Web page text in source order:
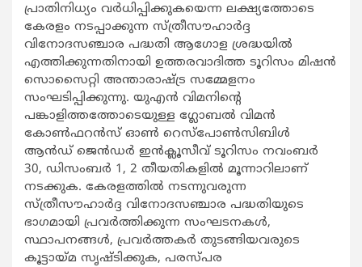
പ്രാതിനിധ്യം വര്‍ധിപ്പിക്കുകയെന്ന ലക്ഷ്യത്തോടെ
കേരളം നടപ്പാക്കുന്ന സ്ത്രീസൗഹാര്‍ദ്ദ
വിനോദസഞ്ചാര പദ്ധതി ആഗോള ശ്രദ്ധയില്‍
എത്തിക്കുന്നതിനായി ഉത്തരവാദിത്ത ടൂറിസം മിഷന്‍
സൊസൈറ്റി അന്താരാഷ്ട്ര സമ്മേളനം
സംഘടിപ്പിക്കുന്നു. യുഎന്‍ വിമനിന്‍റെ
പങ്കാളിത്തത്തോടെയുള്ള ഗ്ലോബല്‍ വിമന്‍
കോണ്‍ഫറന്‍സ് ഓണ്‍ റെസ്പോണ്‍സിബിള്‍
ആന്‍ഡ് ജെന്‍ഡര്‍ ഇന്‍ക്ലൂസീവ് ടൂറിസം നവംബര്‍
30, ഡിസംബര്‍ 1, 2 തീയതികളില്‍ മൂന്നാറിലാണ്
നടക്കുക. കേരളത്തില്‍ നടന്നുവരുന്ന
സ്ത്രീസൗഹാര്‍ദ്ദ വിനോദസഞ്ചാര പദ്ധതിയുടെ
ഭാഗമായി പ്രവര്‍ത്തിക്കുന്ന സംഘടനകള്‍,
സ്ഥാപനങ്ങള്‍, പ്രവര്‍ത്തകര്‍ തുടങ്ങിയവരുടെ
കൂട്ടായ്മ സൃഷ്ടിക്കുക, പരസ്പര